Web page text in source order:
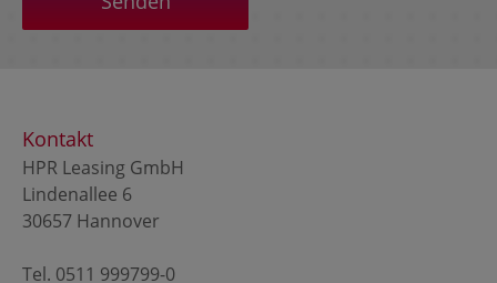
Kontakt
HPR Leasing GmbH
Lindenallee 6
30657 Hannover
Tel. 0511 999799-0